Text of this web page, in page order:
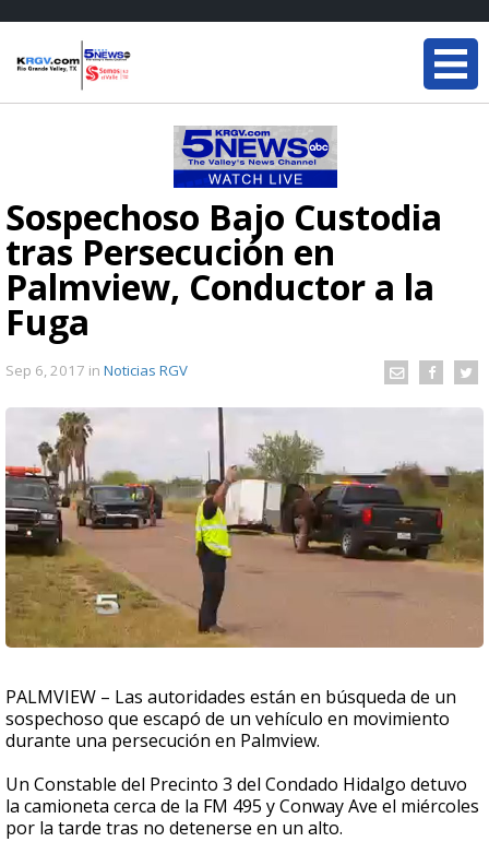
Sospechoso Bajo Custodia
tras Persecución en
Palmview, Conductor a la
Fuga
Sep 6, 2017 in Noticias RGV
PALMVIEW – Las autoridades están en búsqueda de un
sospechoso que escapó de un vehículo en movimiento
durante una persecución en Palmview.
Un Constable del Precinto 3 del Condado Hidalgo detuvo
la camioneta cerca de la FM 495 y Conway Ave el miércoles
por la tarde tras no detenerse en un alto.